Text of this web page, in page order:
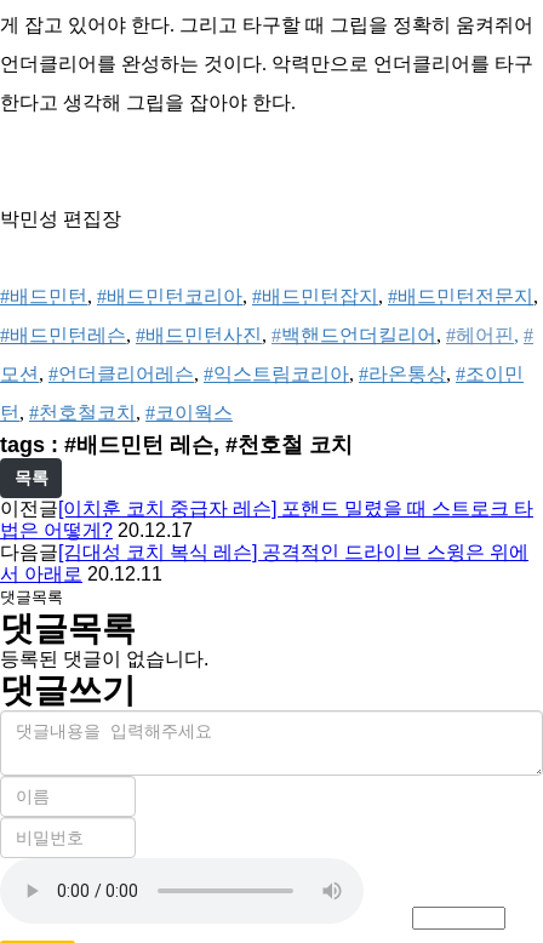
게 잡고 있어야 한다. 그리고 타구할 때 그립을 정확히 움켜쥐어
언더클리어를 완성하는 것이다. 악력만으로 언더클리어를 타구
한다고 생각해 그립을 잡아야 한다.
박민성 편집장
#배드민턴 , #배드민턴코리아, #배드민턴잡지 , #배드민턴전문지
#배드민턴레슨, #배드민턴사진 , #백핸드언더킬리어 , #헤어핀 , #
모션 , #언더클리어레슨, #익스트림코리아, #라온통상, #조이민
턴 , #천호철코치 , #코이웍스
tags : #배드민턴 레슨, #천호철 코치
목록
이전글[이치훈 코치 중급자 레슨] 포핸드 밀렸을 때 스트로크 타
법은 어떻게? 20.12.17
다음글[김대성 코치 복식 레슨] 공격적인 드라이브 스윙은 위에
서 아래로 20.12.11
댓글목록
댓글목록
등록된 댓글이 없습니다.
댓글쓰기
내
이
필
수
비
밀